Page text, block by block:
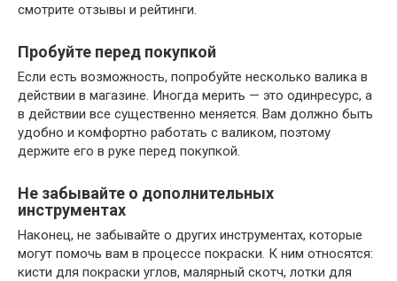
смотрите отзывы и рейтинги.
Пробуйте перед покупкой
Если есть возможность, попробуйте несколько валика в
действии в магазине. Иногда мерить — это одинресурс, а
в действии все существенно меняется. Вам должно быть
удобно и комфортно работать с валиком, поэтому
держите его в руке перед покупкой.
Не забывайте о дополнительных
инструментах
Наконец, не забывайте о других инструментах, которые
могут помочь вам в процессе покраски. К ним относятся:
кисти для покраски углов, малярный скотч, лотки для